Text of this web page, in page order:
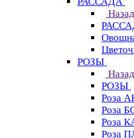
Назад
РОЗЫ
Назад
РОЗЫ
Роза
Роза
Роза
Роза